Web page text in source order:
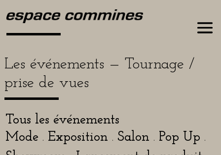
Les événements — Tournage /
prise de vues
Tous les événements
Mode . Exposition . Salon . Pop Up .